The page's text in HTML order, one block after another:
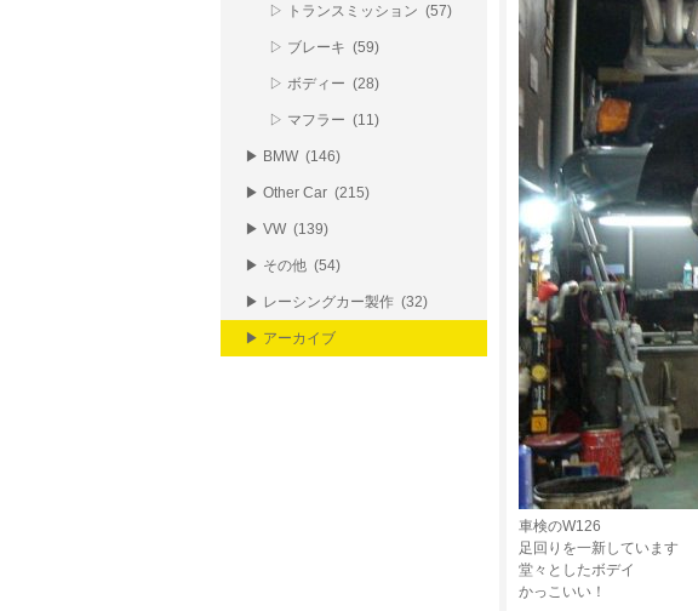
車検のW126
足回りを一新しています
堂々としたボデイ
かっこいい！
▷ トランスミッション (57)
▷ ブレーキ (59)
▷ ボディー (28)
▷ マフラー (11)
▶ BMW (146)
▶ Other Car (215)
▶ VW (139)
▶ その他 (54)
▶ レーシングカー製作 (32)
▶ アーカイブ